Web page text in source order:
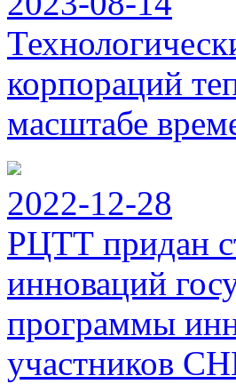
корпораций
масштабе
2022-12-28
РЦТТ придан
инноваций
программы
участников